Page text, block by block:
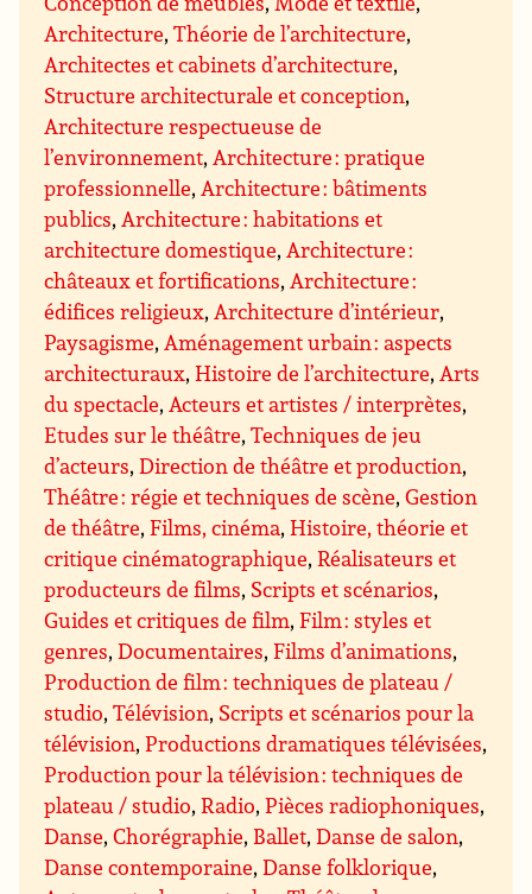
Architecture,Théorie de l’architecture,
Architectes et cabinets d’architecture,
Structure architecturale et conception,
Architecture respectueuse de
l’environnement,Architecture : pratique
professionnelle,Architecture : bâtiments
publics,Architecture : habitations et
architecture domestique,Architecture :
châteaux et fortifications,Architecture :
édifices religieux,Architecture d’intérieur,
Paysagisme,Aménagement urbain : aspects
architecturaux,Histoire de l’architecture,Arts
du spectacle,Acteurs et artistes / interprètes,
Etudes sur le théâtre,Techniques de jeu
d’acteurs,Direction de théâtre et production,
Théâtre : régie et techniques de scène,Gestion
de théâtre,Films, cinéma,Histoire, théorie et
critique cinématographique,Réalisateurs et
producteurs de films, Scripts et scénarios,
Guides et critiques de film,Film : styles et
genres,Documentaires,Films d’animations,
Production de film : techniques de plateau /
studio,Télévision, Scripts et scénarios pour la
télévision,Productions dramatiques télévisées,
Production pour la télévision : techniques de
plateau / studio,Radio,Pièces radiophoniques,
Danse,Chorégraphie, Ballet,Danse de salon,
Danse contemporaine,Danse folklorique,